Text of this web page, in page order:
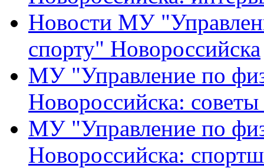
Новости МУ
спорту" Новороссийска
МУ "Управление по
Новороссийска:
МУ "Управление по
Новороссийска: